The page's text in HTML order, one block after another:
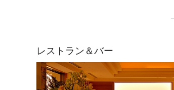
レストラン＆バー